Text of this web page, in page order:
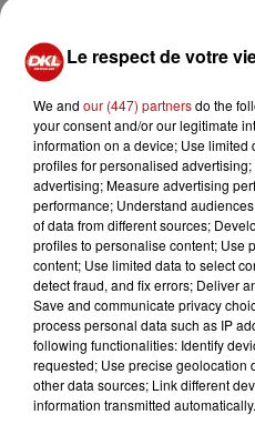
A Strasbourg,
universitaire, puis
des Deux Rives, passerelle
À Mulhouse rassemblement
République pour une
À Colmar, rendez-vous à 10
syndicats, 13 rue Turenne.
À Sélestat, en marge des
à 15 h place de la gare.
Le respect de votre
We and our (447) partnersdo the
your consent and/or our legitimate
information on a device; Use
profiles for personalised
advertising; Measure advertising
performance; Understand
of data from different sources;
profiles to personalise content; Use
content; Use limited data to select
detect fraud, and fix errors; Deliver
Save and communicate privacy
process personal data such as IP
following functionalities: Identify
requested; Use precise geolocation
other data sources; Link different
information transmitted automatically.